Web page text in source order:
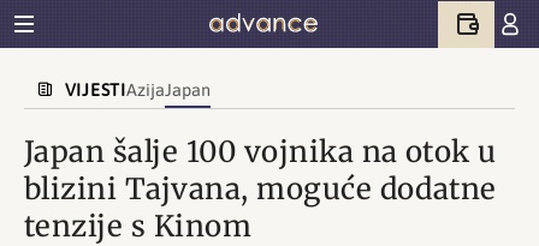
VIJESTIAzijaJapan
Japan šalje 100 vojnika na otok u
blizini Tajvana, moguće dodatne
tenzije s Kinom